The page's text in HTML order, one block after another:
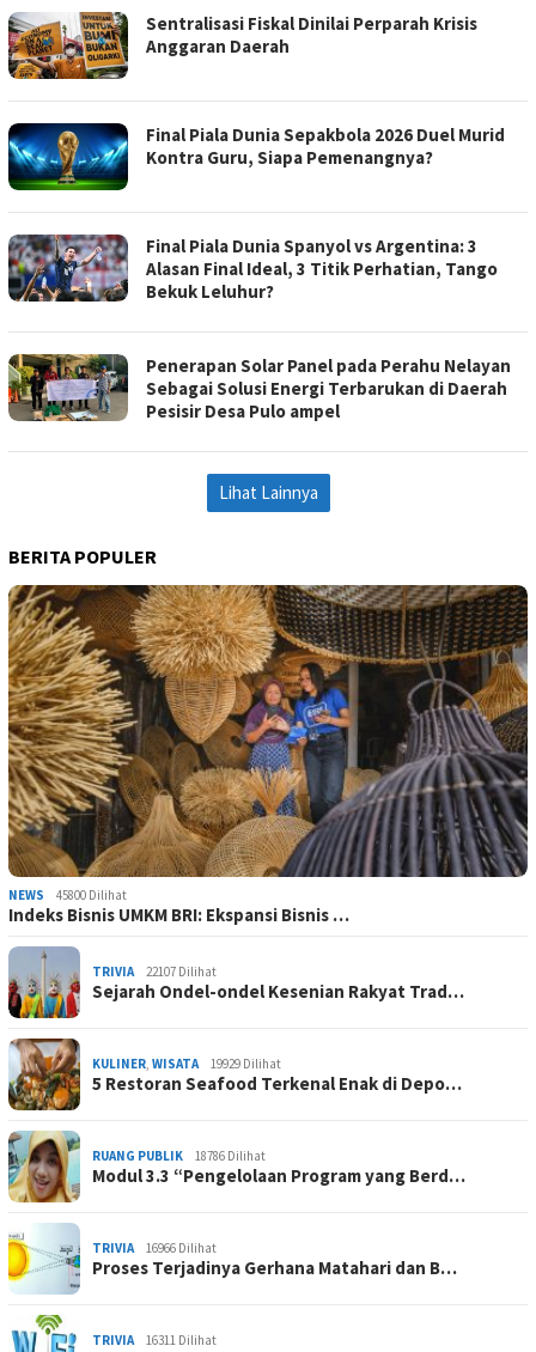
Sentralisasi Fiskal Dinilai Perparah Krisis
Anggaran Daerah
Final Piala Dunia Sepakbola 2026 Duel Murid
Kontra Guru, Siapa Pemenangnya?
Final Piala Dunia Spanyol vs Argentina: 3
Alasan Final Ideal, 3 Titik Perhatian, Tango
Bekuk Leluhur?
Penerapan Solar Panel pada Perahu Nelayan
Sebagai Solusi Energi Terbarukan di Daerah
Pesisir Desa Pulo ampel
Lihat Lainnya
BERITA POPULER
NEWS 45800 Dilihat
Indeks Bisnis UMKM BRI: Ekspansi Bisnis …
TRIVIA 22107 Dilihat
Sejarah Ondel-ondel Kesenian Rakyat Trad…
KULINER, WISATA 19929 Dilihat
5 Restoran Seafood Terkenal Enak di Depo…
RUANG PUBLIK 18786 Dilihat
Modul 3.3 “Pengelolaan Program yang Berd…
TRIVIA 16966 Dilihat
Proses Terjadinya Gerhana Matahari dan B…
TRIVIA 16311 Dilihat